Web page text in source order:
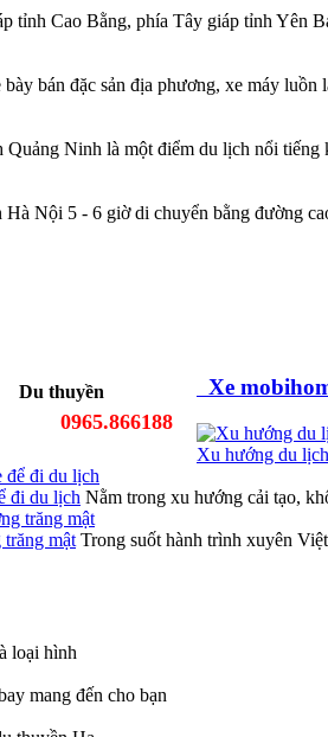
tỉnh Cao Bằng, phía Tây giáp tỉnh Yên
bán đặc sản địa phương, xe máy
Ninh là một điểm du lịch nổi
Nội 5 - 6 giờ di chuyển bằng đường
Du thuyền
0965.866188
Xe
Xu hướng du
đi du lịch Nằm trong xu hướng cải tạo,
mật Trong suốt hành trình xuyên
loại hình
mang đến cho bạn